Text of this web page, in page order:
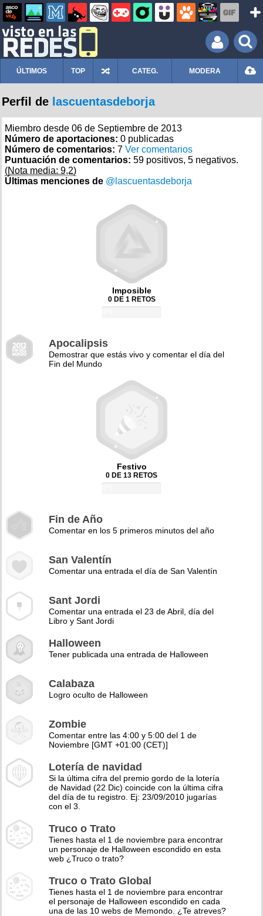
ÚLTIMOS TOP CATEG. MODERA
Perfil de lascuentasdeborja
Miembro desde 06 de Septiembre de 2013
Número de aportaciones: 0 publicadas
Número de comentarios: 7 Ver comentarios
Puntuación de comentarios: 59 positivos, 5 negativos.
(Nota media: 9,2)
Últimas menciones de @lascuentasdeborja
Imposible
0 DE 1 RETOS
Apocalipsis
Demostrar que estás vivo y comentar el día del
Fin del Mundo
Festivo
0 DE 13 RETOS
Fin de Año
Comentar en los 5 primeros minutos del año
San Valentín
Comentar una entrada el día de San Valentín
Sant Jordi
Comentar una entrada el 23 de Abril, día del
Libro y Sant Jordi
Halloween
Tener publicada una entrada de Halloween
Calabaza
Logro oculto de Halloween
Zombie
Comentar entre las 4:00 y 5:00 del 1 de
Noviembre [GMT +01:00 (CET)]
Lotería de navidad
Si la última cifra del premio gordo de la lotería
de Navidad (22 Dic) coincide con la última cifra
del día de tu registro. Ej: 23/09/2010 jugarías
con el 3.
Truco o Trato
Tienes hasta el 1 de noviembre para encontrar
un personaje de Halloween escondido en esta
web ¿Truco o trato?
Truco o Trato Global
Tienes hasta el 1 de noviembre para encontrar
el personaje de Halloween escondido en cada
una de las 10 webs de Memondo. ¿Te atreves?